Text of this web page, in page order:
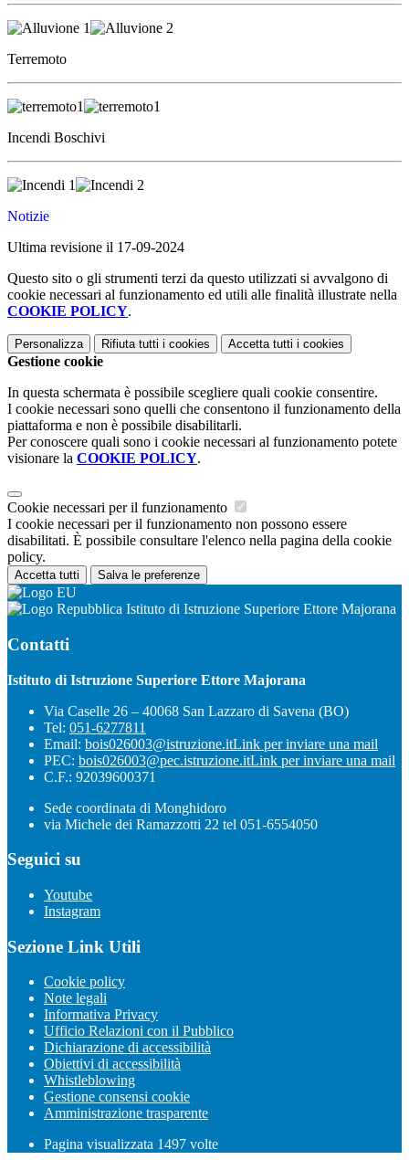
Terremoto
Incendi Boschivi
Notizie
Ultima revisione il 17-09-2024
Questo sito o gli strumenti terzi da questo utilizzati si avvalgono di
cookie necessari al funzionamento ed utili alle finalità illustrate nella
COOKIE POLICY.
Personalizza Rifiuta tutti i cookies Accetta tutti i cookies
Gestione cookie
In questa schermata è possibile scegliere quali cookie consentire.
I cookie necessari sono quelli che consentono il funzionamento della
piattaforma e non è possibile disabilitarli.
Per conoscere quali sono i cookie necessari al funzionamento potete
visionare la COOKIE POLICY.
Cookie necessari per il funzionamento
I cookie necessari per il funzionamento non possono essere
disabilitati. È possibile consultare l'elenco nella pagina della cookie
policy.
Accetta tutti Salva le preferenze
Istituto di Istruzione Superiore Ettore Majorana
Contatti
Istituto di Istruzione Superiore Ettore Majorana
Via Caselle 26 – 40068 San Lazzaro di Savena (BO)
Tel: 051-6277811
Email: bois026003@istruzione.itLink per inviare una mail
PEC: bois026003@pec.istruzione.itLink per inviare una mail
C.F.: 92039600371
Sede coordinata di Monghidoro
via Michele dei Ramazzotti 22 tel 051-6554050
Seguici su
Youtube
Instagram
Sezione Link Utili
Cookie policy
Note legali
Informativa Privacy
Ufficio Relazioni con il Pubblico
Dichiarazione di accessibilità
Obiettivi di accessibilità
Whistleblowing
Gestione consensi cookie
Amministrazione trasparente
Pagina visualizzata 1497 volte